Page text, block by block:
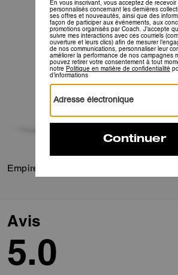
Empire Carryall Bag 34
Avis
5.0